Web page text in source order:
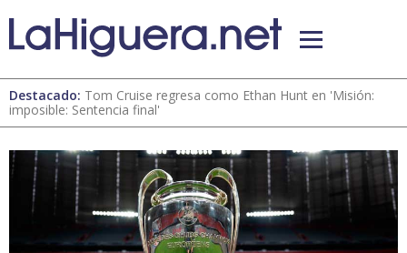
Destacado: Tom Cruise regresa como Ethan Hunt en 'Misión:
imposible: Sentencia final'